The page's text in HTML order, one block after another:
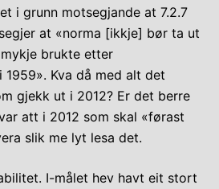
i grunn motsegjande at 7.2.7
at «norma [ikkje] bør ta ut
brukte etter
Kva då med alt det
gjekk ut i 2012? Er det berre
att i 2012 som skal «førast
slik me lyt lesa det.
I-målet hev havt eit stort